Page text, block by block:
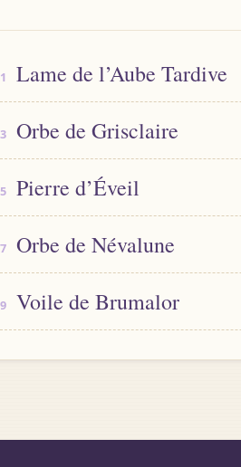
Lame de l’Aube Tardive
Orbe de Grisclaire
Pierre d’Éveil
Orbe de Névalune
Voile de Brumalor